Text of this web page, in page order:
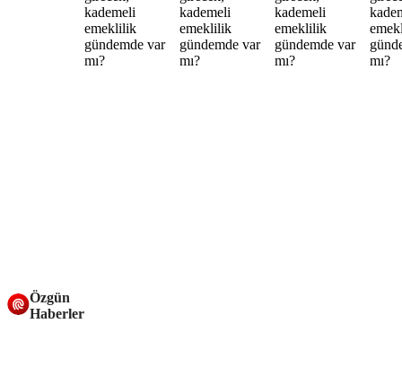
Özgün
Haberler